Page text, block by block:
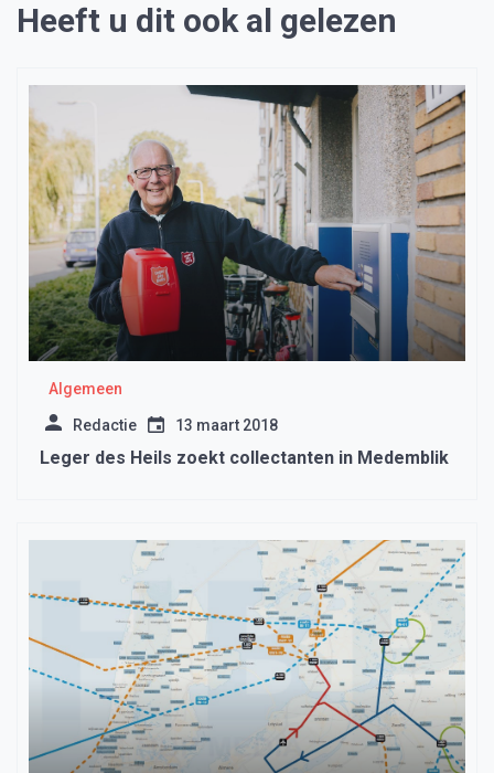
Heeft u dit ook al gelezen
Algemeen
Redactie 13 maart 2018
Leger des Heils zoekt collectanten in Medemblik